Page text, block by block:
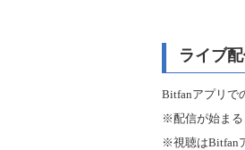
ライブ
Bitfanアプリで
※配信が始まる
※視聴はBitfan